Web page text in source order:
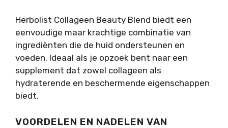
Herbolist Collageen Beauty Blend biedt een
eenvoudige maar krachtige combinatie van
ingrediënten die de huid ondersteunen en
voeden. Ideaal als je opzoek bent naar een
supplement dat zowel collageen als
hydraterende en beschermende eigenschappen
biedt.
VOORDELEN EN NADELEN VAN